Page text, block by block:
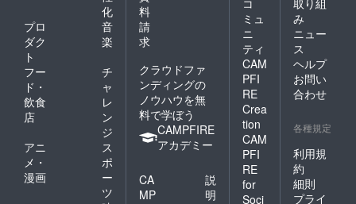
化
プロ
ダク
ト
音
楽
フー
ド・
飲食
店
チ
ャ
レ
ン
ジ
アニ
メ・
漫画
ス
ポ
ー
ツ
料
請
求
クラウドファ
ンディングの
ノウハウを無
料で学ぼう
CAMPFIRE
アカデミー
CA
MP
説
明
ミュ
ニ
ティ
CAM
PFI
RE
Crea
tion
CAM
PFI
RE
for
Soci
み
ニュー
ス
ヘルプ
お問い
合わせ
各種規定
利用規
約
細則
プライ